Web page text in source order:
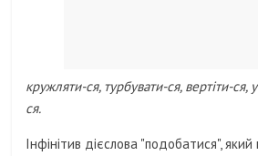
кружляти-ся, турбувати-ся, вертіти-ся,
ся.
Інфінітив дієслова "подобатися",